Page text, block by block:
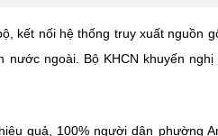
kết nối hệ thống truy xuất nguồn
ngoài. Bộ KHCN khuyến
quả, 100% người dân phường